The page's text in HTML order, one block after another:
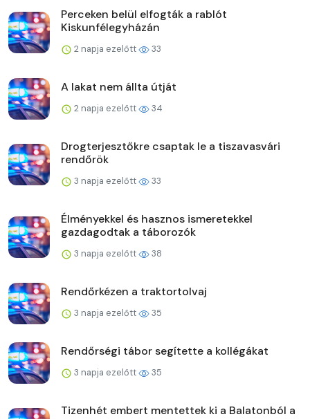
Perceken belül elfogták a rablót
Kiskunfélegyházán
2 napja ezelőtt 33
A lakat nem állta útját
2 napja ezelőtt 34
Drogterjesztőkre csaptak le a tiszavasvári
rendőrök
3 napja ezelőtt 33
Élményekkel és hasznos ismeretekkel
gazdagodtak a táborozók
3 napja ezelőtt 38
Rendőrkézen a traktortolvaj
3 napja ezelőtt 35
Rendőrségi tábor segítette a kollégákat
3 napja ezelőtt 35
Tizenhét embert mentettek ki a Balatonból a